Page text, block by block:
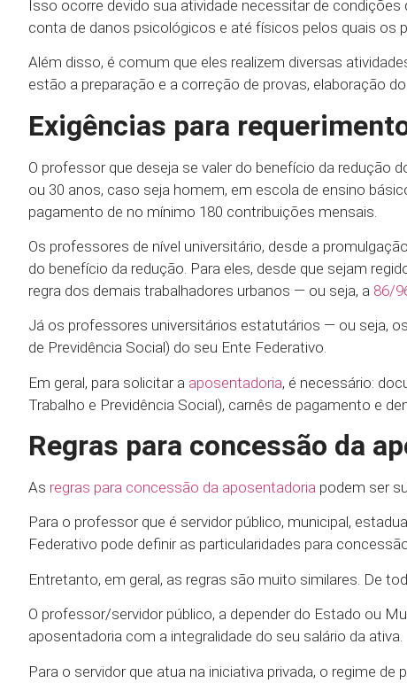
Isso ocorre devido sua atividade necessitar de
conta de danos psicológicos e até físicos pelos quais os
Além disso, é comum que eles realizem diversas
estão a preparação e a correção de provas, elaboração
Exigências para
O professor que deseja se valer do benefício da redução
ou 30 anos, caso seja homem, em escola de ensino
pagamento de no mínimo 180 contribuições mensais.
Os professores de nível universitário, desde a
do benefício da redução. Para eles, desde que sejam
regra dos demais trabalhadores urbanos — ou seja, a 86/
Já os professores universitários estatutários — ou seja,
de Previdência Social) do seu Ente Federativo.
Em geral, para solicitar a aposentadoria, é necessário:
Trabalho e Previdência Social), carnês de pagamento e
Regras para concessão da
As regras para concessão da aposentadoria podem ser
Para o professor que é servidor público, municipal,
Federativo pode definir as particularidades para
Entretanto, em geral, as regras são muito similares. De
O professor/servidor público, a depender do Estado ou
aposentadoria com a integralidade do seu salário da ativa.
Para o servidor que atua na iniciativa privada, o regime